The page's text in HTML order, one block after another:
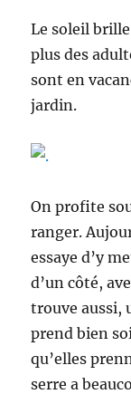
Le soleil
plus des
sont en
jardin.
On profite
ranger.
essaye d’y
d’un côté,
trouve aussi,
prend bien
qu’elles
serre a